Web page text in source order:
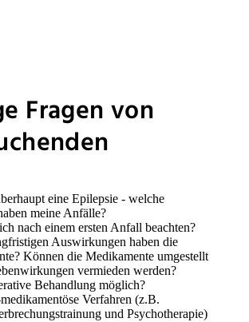
Fragen von
eine Epilepsie - welche
meine Anfälle?
nach einem ersten Anfall beachten?
Auswirkungen haben die
Können die Medikamente umgestellt
vermieden werden?
Behandlung möglich?
Verfahren (z.B.
und Psychotherapie)